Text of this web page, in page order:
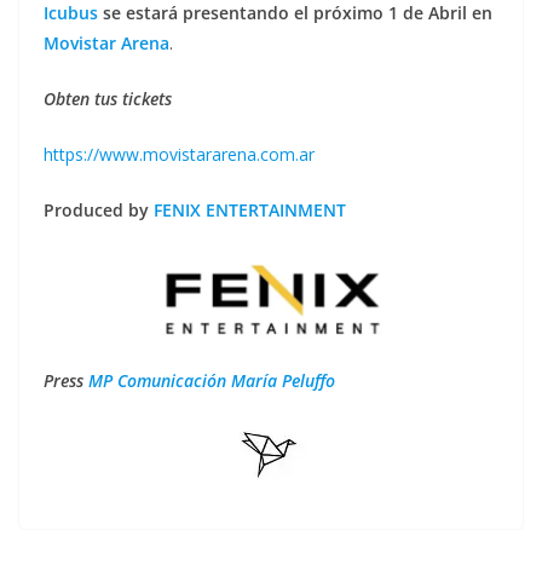
Icubus se estará presentando el próximo 1 de Abril en
Movistar Arena.
Obten tus tickets
https://www.movistararena.com.ar
Produced by FENIX ENTERTAINMENT
Press MP Comunicación María Peluffo